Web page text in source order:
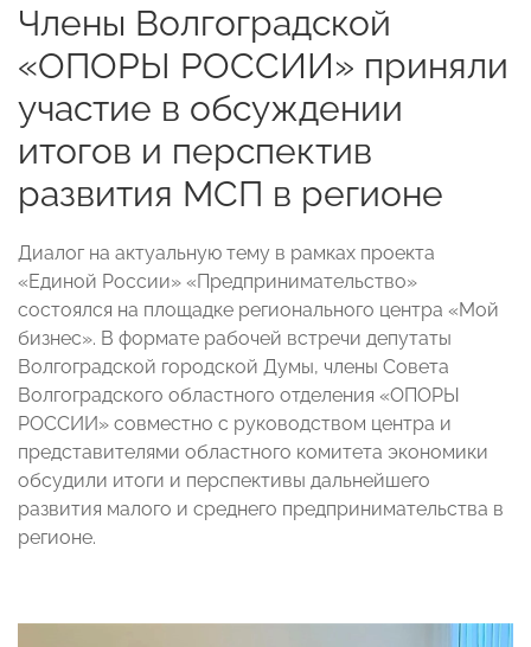
Члены Волгоградской
«ОПОРЫ РОССИИ» приняли
участие в обсуждении
итогов и перспектив
развития МСП в регионе
Диалог на актуальную тему в рамках проекта
«Единой России» «Предпринимательство»
состоялся на площадке регионального центра «Мой
бизнес». В формате рабочей встречи депутаты
Волгоградской городской Думы, члены Совета
Волгоградского областного отделения «ОПОРЫ
РОССИИ» совместно с руководством центра и
представителями областного комитета экономики
обсудили итоги и перспективы дальнейшего
развития малого и среднего предпринимательства в
регионе.